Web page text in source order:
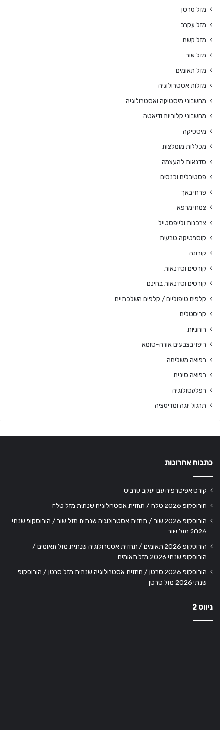
מזל סרטן
מזל עקרב
מזל קשת
מזל שור
מזל תאומים
מזלות אסטרולוגיה
מחשבוני מיסטיקה ואסטרולוגיה
מחשבוני קלוריות ודיאטה
מיסטיקה
מכללות מומלצות
סדנאות להעצמה
פסטיבלים וכנסים
פרחי באך
צמחי מרפא
צרכנות ולייפסטייל
קוסמטיקה טבעית
קורונה
קורסים וסדנאות
קורסים וסדנאות בחינם
קלפים טיפוליים / קלפים השלכתיים
קריסטלים
רוחניות
ריפוי בצבעים אורה-סומא
רפואה משלימה
רפואה סינית
רפלקסולוגיה
תרגול יוגה ומדיטציה
כתבות אחרונות
קורס אפיטרפיה עם יעקב שרביט
הורוסקופ 2026 טלה / תחזית אסטרולוגיה שנתית מזל טלה
הורוסקופ 2026 שור / תחזית אסטרולוגיה שנתית מזל שור / הורוסקופ שנתי
2026 מזל שור
הורוסקופ 2026 תאומים / תחזית אסטרולוגיה שנתית מזל תאומים /
הורוסקופ שנתי 2026 מזל תאומים
הורוסקופ 2026 סרטן / תחזית אסטרולוגיה שנתית מזל סרטן / הורוסקופ
שנתי 2026 מזל סרטן
ניווט 2